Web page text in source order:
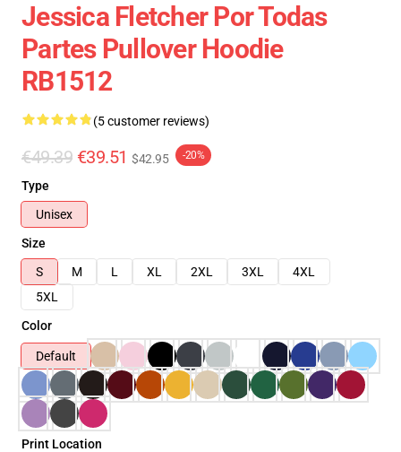
Jessica Fletcher Por Todas
Partes Pullover Hoodie
RB1512
(5 customer reviews)
€49.39 €39.51 $42.95 -20%
Type
Unisex
Size
S
M L XL 2XL 3XL
4XL
5XL
Color
Default
Print Location